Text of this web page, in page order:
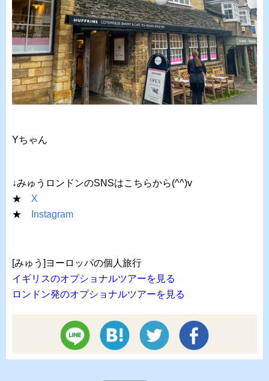
Yちゃん
↓みゅうロンドンのSNSはこちらから(^^)v
★ X
★
Instagram
[みゅう]ヨーロッパの個人旅行
イギリスのオプショナルツアーを見る
ロンドン発のオプショナルツアーを見る